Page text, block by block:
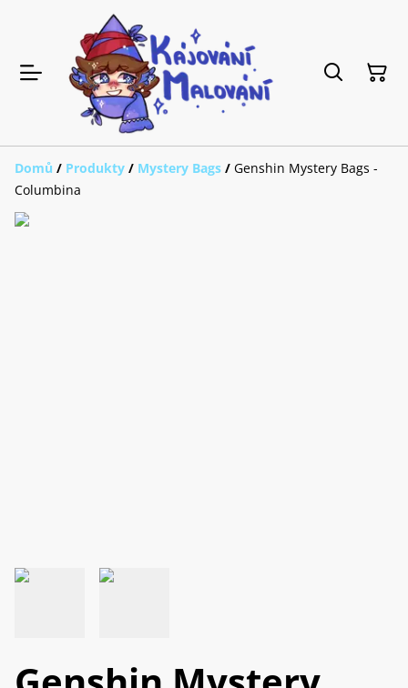
Domů / Produkty / Mystery Bags / Genshin Mystery Bags -
Columbina